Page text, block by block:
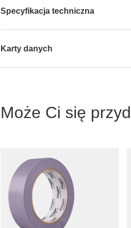
Specyfikacja techniczna
Karty danych
Może Ci się